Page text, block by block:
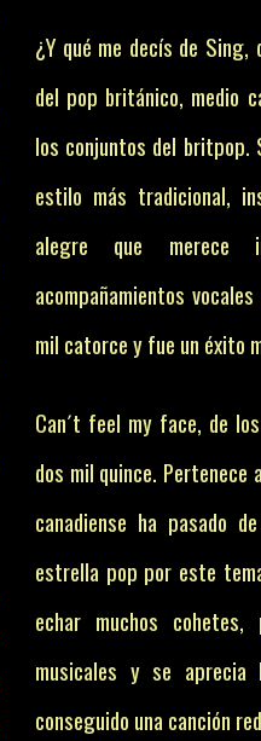
¿Y qué me decís de Sing,
del pop británico, medio
los conjuntos del britpop.
estilo más tradicional,
alegre que merece
acompañamientos
mil catorce y fue un éxito
Can´t feel my face, de
dos mil quince. Pertenece
canadiense ha pasado
estrella pop por este
echar muchos
musicales y se aprecia
conseguido una canción